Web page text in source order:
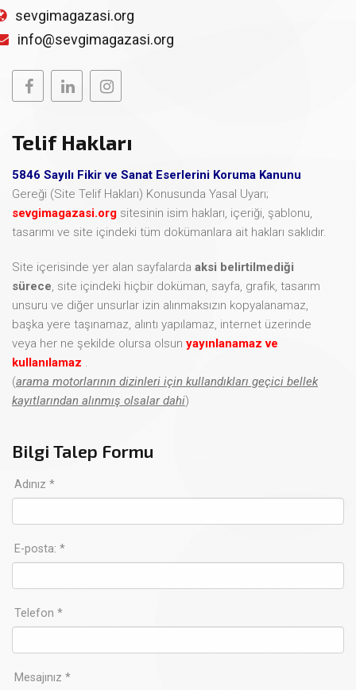
sevgimagazasi.org
info@sevgimagazasi.org
Telif Hakları
5846 Sayılı Fikir ve Sanat Eserlerini Koruma Kanunu
Gereği (Site Telif Hakları) Konusunda Yasal Uyarı;
sevgimagazasi.org sitesinin isim hakları, içeriği, şablonu,
tasarımı ve site içindeki tüm dokümanlara ait hakları saklıdır.
Site içerisinde yer alan sayfalarda aksi belirtilmediği
sürece, site içindeki hiçbir doküman, sayfa, grafik, tasarım
unsuru ve diğer unsurlar izin alınmaksızın kopyalanamaz,
başka yere taşınamaz, alıntı yapılamaz, internet üzerinde
veya her ne şekilde olursa olsun yayınlanamaz ve
kullanılamaz .
(arama motorlarının dizinleri için kullandıkları geçici bellek
kayıtlarından alınmış olsalar dahi)
Bilgi Talep Formu
Adınız *
E-posta: *
Telefon *
Mesajınız *